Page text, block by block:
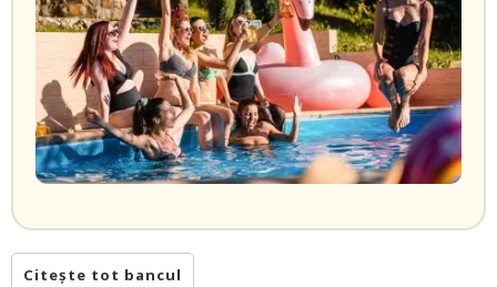
Citește tot bancul